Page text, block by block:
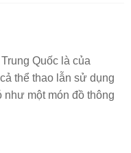
Quốc là của
thể thao lẫn sử dụng
một món đồ thông